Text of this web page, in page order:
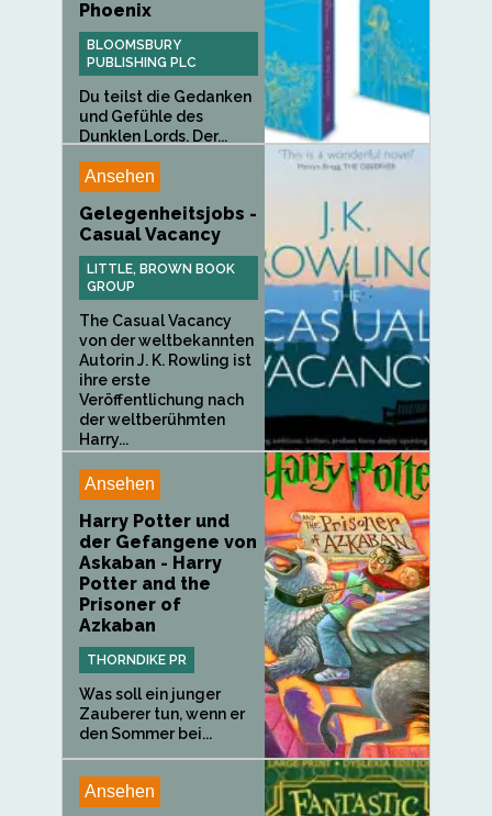
Phoenix
BLOOMSBURY
PUBLISHING PLC
Du teilst die Gedanken
und Gefühle des
Dunklen Lords. Der...
Ansehen
Gelegenheitsjobs -
Casual Vacancy
LITTLE, BROWN BOOK
GROUP
The Casual Vacancy
von der weltbekannten
Autorin J. K. Rowling ist
ihre erste
Veröffentlichung nach
der weltberühmten
Harry...
Ansehen
Harry Potter und
der Gefangene von
Askaban - Harry
Potter and the
Prisoner of
Azkaban
THORNDIKE PR
Was soll ein junger
Zauberer tun, wenn er
den Sommer bei...
Ansehen